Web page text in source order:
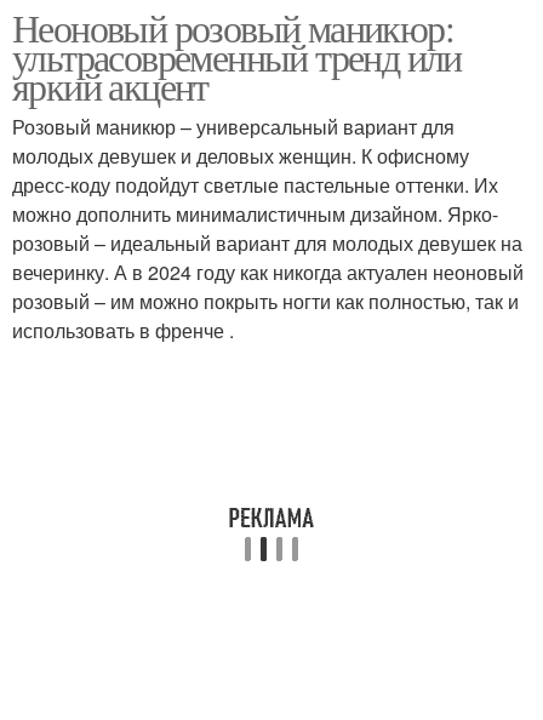
Маникюр в розовом
цвете
Цвет для маникюра
Неоновые маникюры Неоновый лак
Дизайн в неоновых
оттенках
Неоновый френч
Неоновый розовый маникюр:
ультрасовременный тренд или
яркий акцент
Розовый маникюр – универсальный вариант для
молодых девушек и деловых женщин. К офисному
дресс-коду подойдут светлые пастельные оттенки. Их
можно дополнить минималистичным дизайном. Ярко-
розовый – идеальный вариант для молодых девушек на
вечеринку. А в 2024 году как никогда актуален неоновый
розовый – им можно покрыть ногти как полностью, так и
использовать в френче .